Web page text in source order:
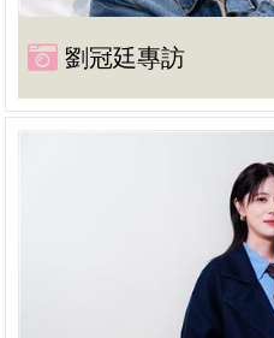
劉冠廷專訪